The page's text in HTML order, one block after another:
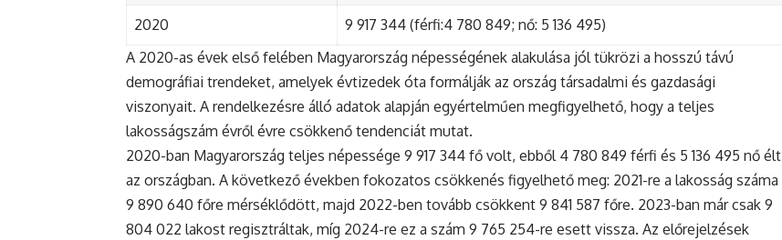
2020
9 917 344 (férfi:4 780 849; nő: 5 136 495)
A 2020-as évek első felében Magyarország népességének alakulása jól tükrözi a hosszú távú
demográfiai trendeket, amelyek évtizedek óta formálják az ország társadalmi és gazdasági
viszonyait. A rendelkezésre álló adatok alapján egyértelműen megfigyelhető, hogy a teljes
lakosságszám évről évre csökkenő tendenciát mutat.
2020-ban Magyarország teljes népessége 9 917 344 fő volt, ebből 4 780 849 férfi és 5 136 495 nő élt
az országban. A következő években fokozatos csökkenés figyelhető meg: 2021-re a lakosság száma
9 890 640 főre mérséklődött, majd 2022-ben tovább csökkent 9 841 587 főre. 2023-ban már csak 9
804 022 lakost regisztráltak, míg 2024-re ez a szám 9 765 254-re esett vissza. Az előrejelzések